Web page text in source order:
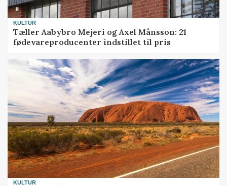
KULTUR
Tæller Aabybro Mejeri og Axel Månsson: 21
fødevareproducenter indstillet til pris
KULTUR